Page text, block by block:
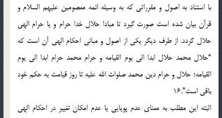
با استناد به اصول و مقرراتي که به وسيله ائمه معصومين علیهم السلام و
قرآن بيان شده است صورت گيرد تا مبادا حلال خدا حرام و يا حرام الهي
حلال گردد. از طرف دیگر يکي از اصول و مباني احکام الهي آن است که
“حلال محمد حلال ابدا الي يوم القيامه و حرام محمد حرام ابدا الي يوم
القيامه؛ حلال و حرام دين محمد صلوات الله عليه تا روز قيامت به حکم خود
باقي است”.16
البته اين مطلب به معناي عدم پويايي يا عدم امکان تغيير در احکام الهي